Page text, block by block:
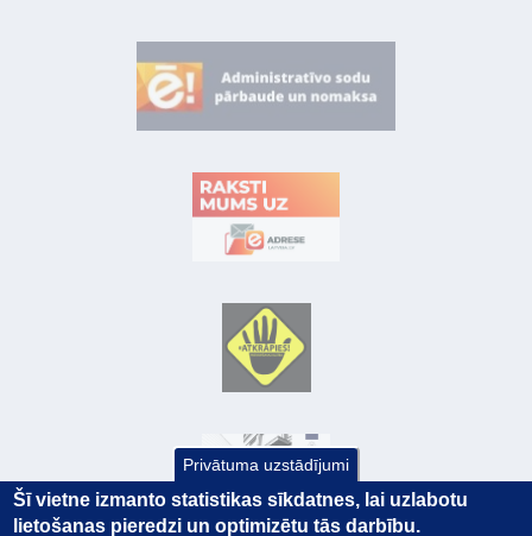
Privātuma uzstādījumi
Šī vietne izmanto statistikas sīkdatnes, lai uzlabotu
lietošanas pieredzi un optimizētu tās darbību.